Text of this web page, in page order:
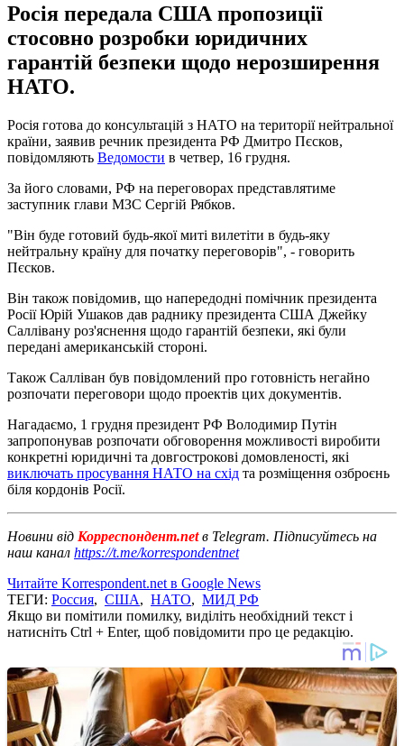
Росія передала США пропозиції
стосовно розробки юридичних
гарантій безпеки щодо нерозширення
НАТО.
Росія готова до консультацій з НАТО на території нейтральної
країни, заявив речник президента РФ Дмитро Пєсков,
повідомляють Ведомости в четвер, 16 грудня.
За його словами, РФ на переговорах представлятиме
заступник глави МЗС Сергій Рябков.
"Він буде готовий будь-якої миті вилетіти в будь-яку
нейтральну країну для початку переговорів", - говорить
Пєсков.
Він також повідомив, що напередодні помічник президента
Росії Юрій Ушаков дав раднику президента США Джейку
Саллівану роз'яснення щодо гарантій безпеки, які були
передані американській стороні.
Також Салліван був повідомлений про готовність негайно
розпочати переговори щодо проектів цих документів.
Нагадаємо, 1 грудня президент РФ Володимир Путін
запропонував розпочати обговорення можливості виробити
конкретні юридичні та довгострокові домовленості, які
виключать просування НАТО на схід та розміщення озброєнь
біля кордонів Росії.
Новини від Корреспондент.netв Telegram. Підписуйтесь на
наш канал https://t.me/korrespondentnet
Читайте Korrespondent.net в Google News
ТЕГИ: Россия, США, НАТО, МИД РФ
Якщо ви помітили помилку, виділіть необхідний текст і
натисніть Ctrl + Enter, щоб повідомити про це редакцію.